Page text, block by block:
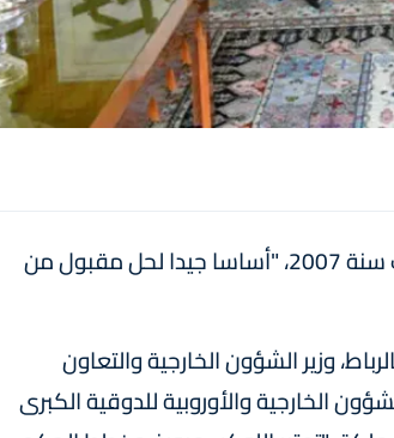
اعتبرت اللوكسمبورغ مخطط الحكم الذاتي، الذي تقدم به المغرب سنة 2007، "أساسا جيدا لحل مقبول من
وزير الشؤون الخارجية والتعاون
الخارجية والأوروبية للدوقية الكبرى